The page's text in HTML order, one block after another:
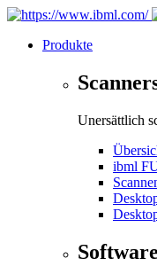
Produkte
Unersättlich
ibml
Software